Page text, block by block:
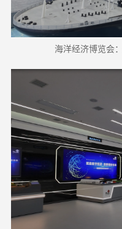
海洋经济博览会